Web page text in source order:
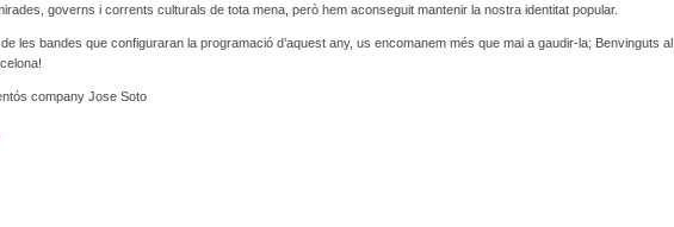
governs i corrents culturals de tota mena, però hem aconseguit mantenir la nostra identitat popular.
les bandes que configuraran la programació d’aquest any, us encomanem més que mai a gaudir-la; Benvinguts al
company Jose Soto